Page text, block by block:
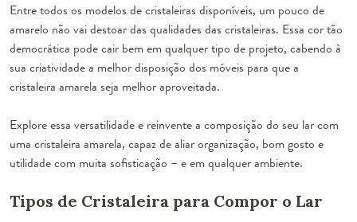
Entre todos os modelos de cristaleiras disponíveis, um pouco de
amarelo não vai destoar das qualidades das cristaleiras. Essa cor tão
democrática pode cair bem em qualquer tipo de projeto, cabendo à
sua criatividade a melhor disposição dos móveis para que a
cristaleira amarela seja melhor aproveitada.
Explore essa versatilidade e reinvente a composição do seu lar com
uma cristaleira amarela, capaz de aliar organização, bom gosto e
utilidade com muita sofisticação – e em qualquer ambiente.
Tipos de Cristaleira para Compor o Lar